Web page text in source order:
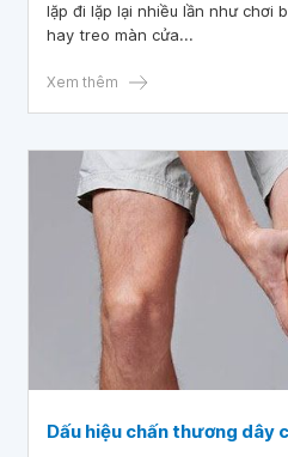
lặp đi lặp lại nhiều lần như chơi
hay treo màn cửa...
Xem thêm
Dấu hiệu chấn thương dây